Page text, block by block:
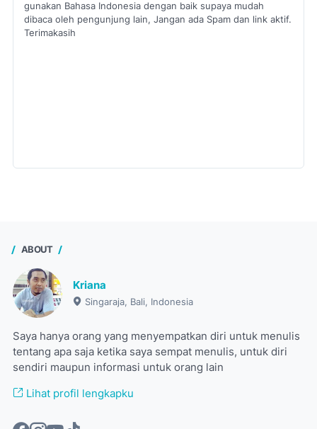
gunakan Bahasa Indonesia dengan baik supaya mudah
dibaca oleh pengunjung lain, Jangan ada Spam dan link aktif.
Terimakasih
ABOUT
Kriana
Singaraja, Bali, Indonesia
Saya hanya orang yang menyempatkan diri untuk menulis
tentang apa saja ketika saya sempat menulis, untuk diri
sendiri maupun informasi untuk orang lain
Lihat profil lengkapku